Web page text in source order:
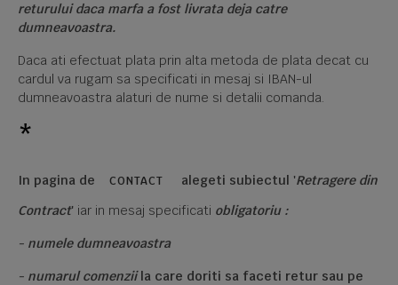
returului daca marfa a fost livrata deja catre
dumneavoastra.
Daca ati efectuat plata prin alta metoda de plata decat cu
cardul va rugam sa specificati in mesaj si IBAN-ul
dumneavoastra alaturi de nume si detalii comanda.
*
In pagina de CONTACT alegeti subiectul 'Retragere din
Contract' iar in mesaj specificati obligatoriu :
- numele dumneavoastra
- numarul comenziila care doriti sa faceti retur sau pe